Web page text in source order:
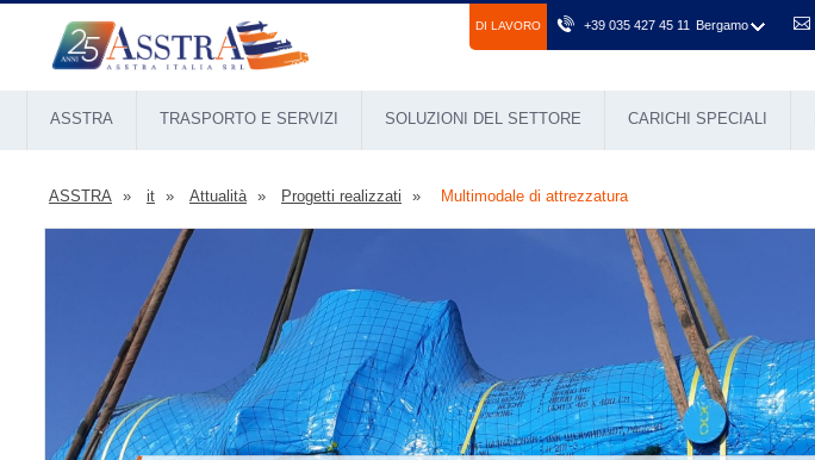
DI LAVORO +39 035 427 45 11 Bergamo
ASSTRA TRASPORTO E SERVIZI SOLUZIONI DEL SETTORE CARICHI SPECIALI
ASSTRA it Attualità Progetti realizzati Multimodale di attrezzatura